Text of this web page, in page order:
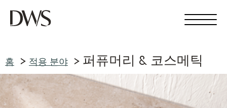
홈 적용 분야 퍼퓨머리 & 코스메틱